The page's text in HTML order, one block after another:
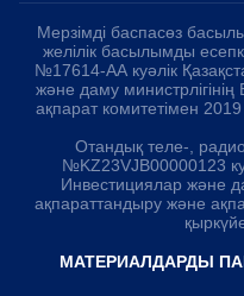
Мерзімді баспасөз
желілік басылымды
№17614-АА куәлік
және даму
ақпарат комитетімен
Отандық теле-,
№KZ23VJB00000123
Инвестициялар және
ақпараттандыру және
МАТЕРИАЛДАРДЫ